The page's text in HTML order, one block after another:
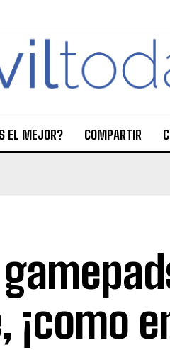
EL MEJOR? COMPARTIR
¡como